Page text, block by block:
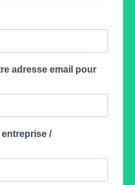
adresse email pour
entreprise /